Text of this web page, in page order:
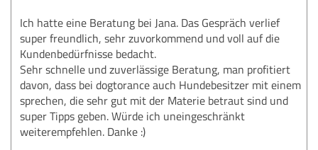
Ich hatte eine Beratung bei Jana. Das Gespräch verlief
super freundlich, sehr zuvorkommend und voll auf die
Kundenbedürfnisse bedacht.
Sehr schnelle und zuverlässige Beratung, man profitiert
davon, dass bei dogtorance auch Hundebesitzer mit einem
sprechen, die sehr gut mit der Materie betraut sind und
super Tipps geben. Würde ich uneingeschränkt
weiterempfehlen. Danke :)